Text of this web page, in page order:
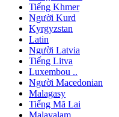
Tiếng Khmer
Người Kurd
Kyrgyzstan
Latin
Người Latvia
Tiếng Litva
Luxembou ..
Người Macedonian
Malagasy
Tiếng Mã Lai
Malayalam